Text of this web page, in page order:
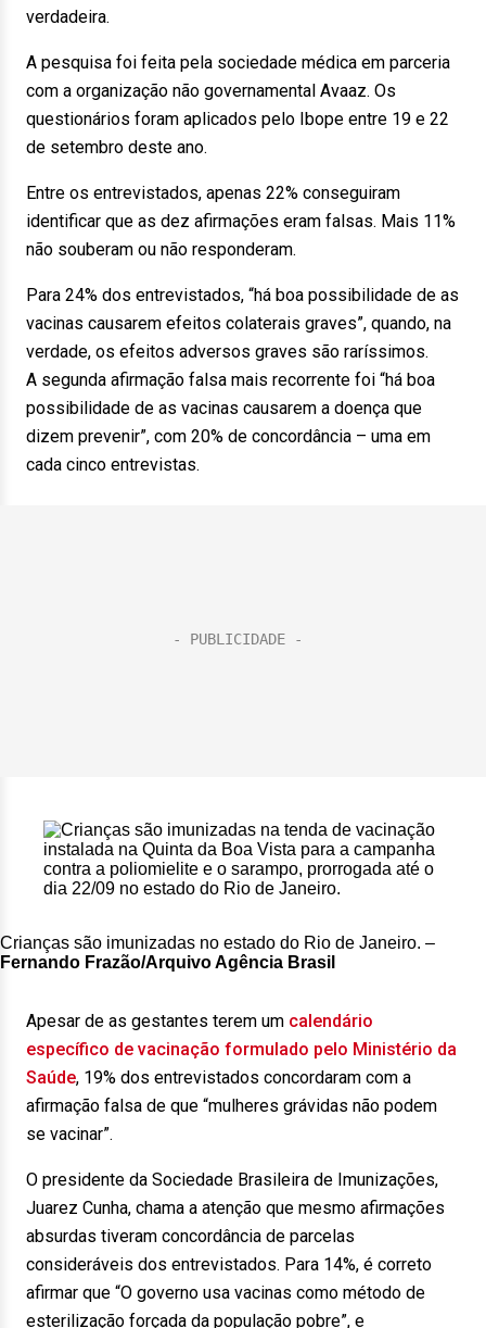
verdadeira.
A pesquisa foi feita pela sociedade médica em parceria
com a organização não governamental Avaaz. Os
questionários foram aplicados pelo Ibope entre 19 e 22
de setembro deste ano.
Entre os entrevistados, apenas 22% conseguiram
identificar que as dez afirmações eram falsas. Mais 11%
não souberam ou não responderam.
Para 24% dos entrevistados, “há boa possibilidade de as
vacinas causarem efeitos colaterais graves”, quando, na
verdade, os efeitos adversos graves são raríssimos.
A segunda afirmação falsa mais recorrente foi “há boa
possibilidade de as vacinas causarem a doença que
dizem prevenir”, com 20% de concordância – uma em
cada cinco entrevistas.
Crianças são imunizadas no estado do Rio de Janeiro. –
Fernando Frazão/Arquivo Agência Brasil
Apesar de as gestantes terem um calendário
específico de vacinação formulado pelo Ministério da
Saúde, 19% dos entrevistados concordaram com a
afirmação falsa de que “mulheres grávidas não podem
se vacinar”.
O presidente da Sociedade Brasileira de Imunizações,
Juarez Cunha, chama a atenção que mesmo afirmações
absurdas tiveram concordância de parcelas
consideráveis dos entrevistados. Para 14%, é correto
afirmar que “O governo usa vacinas como método de
esterilização forçada da população pobre”, e